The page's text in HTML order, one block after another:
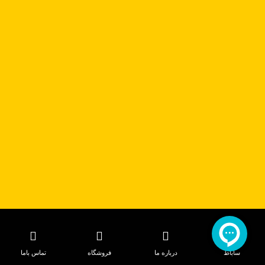
تمامی حقوق مادی و معنوی این سایت محفوظ است © طراحی و توسعه:
ساباط درباره ما فروشگاه تماس باما